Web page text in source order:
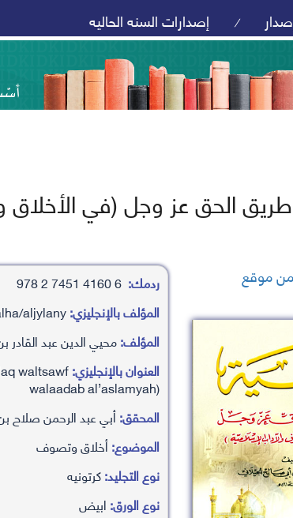
/ إصدارات السنه الحاليه
طريق الحق عز وجل (في
موقع ردمك: 6 4160 7451 2 978
المؤلف بالإنجليزي:mhayy aldyn ’abd alqadr bn ’aby saalha/aljylany
المؤلف:محيي الدين عبد القادر
العنوان بالإنجليزي:waltsawf
walaadab al’aslamyah)
المحقق:أبي عبد الرحمن
الموضوع:أخلاق وتصوف
نوع التجليد:كرتونيه
نوع الورق:ابيض